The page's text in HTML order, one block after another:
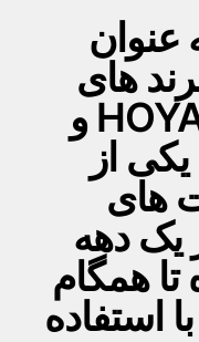
عنوان
های
مطرحی همچون HOYA و
ESCHENBACH یکی از
های
یک دهه
همگام
استفاده